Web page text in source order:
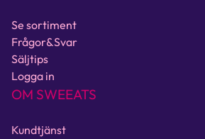
Se sortiment
Frågor&Svar
Säljtips
Logga in
OM SWEEATS
Kundtjänst